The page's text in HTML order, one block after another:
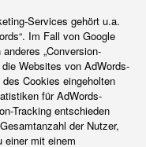
Services gehört u.a.
Im Fall von Google
„Conversion-
Websites von AdWords-
Cookies eingeholten
für AdWords-
Tracking entschieden
der Nutzer,
einer mit einem